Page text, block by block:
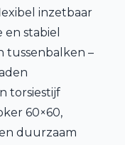
inzetbaar
stabiel
tussenbalken –
torsiestijf
60×60,
duurzaam